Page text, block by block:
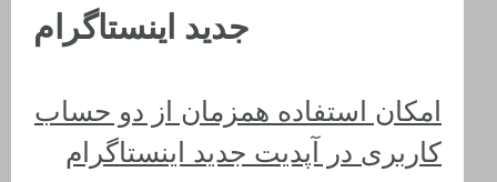
جدید اینستاگرام
امکان استفاده همزمان از دو حساب
کاربری در آپدیت جدید اینستاگرام